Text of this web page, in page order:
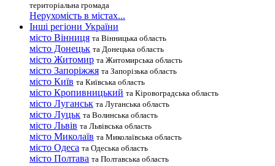
територіальна громада
Нерухомість в містах...
Інші регіони України
місто Вінниця та Вінницька область
місто Донецьк та Донецька область
місто Житомир та Житомирська область
місто Запоріжжя та Запорізька область
місто Київ та Київська область
місто Кропивницький та Кіровоградська область
місто Луганськ та Луганська область
місто Луцьк та Волинська область
місто Львів та Львівська область
місто Миколаїв та Миколаївська область
місто Одеса та Одеська область
місто Полтава та Полтавська область